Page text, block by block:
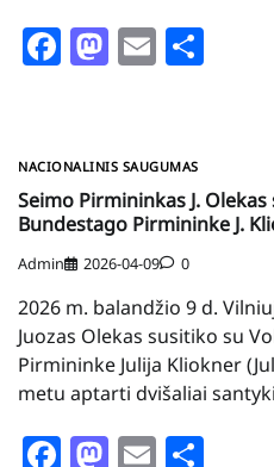
Facebook
Mastodon
Email
NACIONALINIS SAUGUMAS
Seimo Pirmininkas J.
Bundestago Pirmininke J.
Admin 2026-04-09 0
2026 m. balandžio 9 d.
Juozas Olekas susitiko su
Pirmininke Julija Kliokner
metu aptarti dvišaliai
Facebook
Mastodon
Email